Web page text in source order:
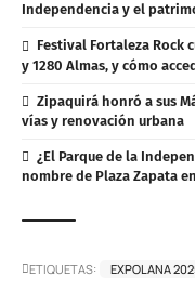
Independencia y el
Festival Fortaleza Rock
y 1280 Almas, y cómo
Zipaquirá honró a sus
vías y renovación urbana
¿El Parque de la
nombre de Plaza Zapata
ETIQUETAS: EXPOLANA